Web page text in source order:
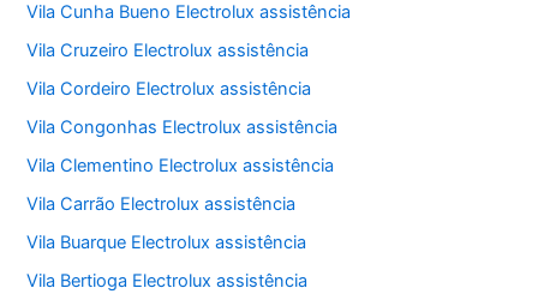
Vila Cunha Bueno Electrolux assistência
Vila Cruzeiro Electrolux assistência
Vila Cordeiro Electrolux assistência
Vila Congonhas Electrolux assistência
Vila Clementino Electrolux assistência
Vila Carrão Electrolux assistência
Vila Buarque Electrolux assistência
Vila Bertioga Electrolux assistência